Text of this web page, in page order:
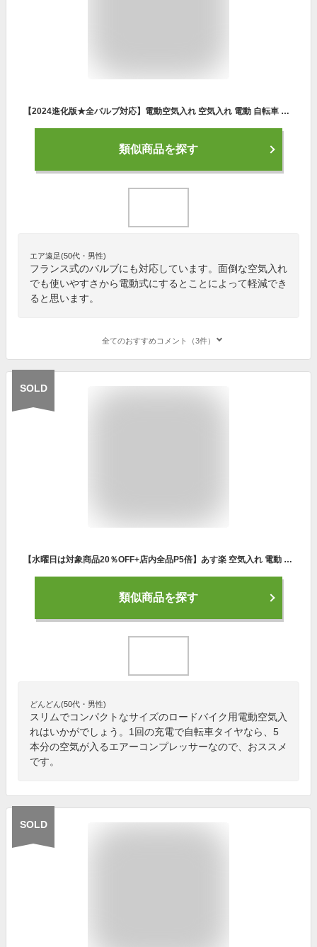
【2024進化版★全バルブ対応】電動空気入れ 空気入れ 電動 自転車 エアポンプ 充電式 バイク サイクル 仏式 英式 米式 車 ロードバイク クロスバイク 空気入れ 携帯 軽量 小型 コンパクト 電動ポンプ 空気圧測定フランス式 バイク用 タイヤ
類似商品を探す
エア遠足(50代・男性)
フランス式のバルブにも対応しています。面倒な空気入れ
でも使いやすさから電動式にするとことによって軽減でき
ると思います。
全てのおすすめコメント（3件）
SOLD
【水曜日は対象商品20％OFF+店内全品P5倍】あす楽 空気入れ 電動 電動空気入れ エアーコンプレッサー 自転車 自転車用 充電式 軽量ミニマムサイズ 電動エアーポンプ Take-One Airpump A-20 サイクル 仏式 英式 米式 車 ロードバイク 軽量 新生活
類似商品を探す
どんどん(50代・男性)
スリムでコンパクトなサイズのロードバイク用電動空気入
れはいかがでしょう。1回の充電で自転車タイヤなら、5
本分の空気が入るエアーコンプレッサーなので、おススメ
です。
SOLD